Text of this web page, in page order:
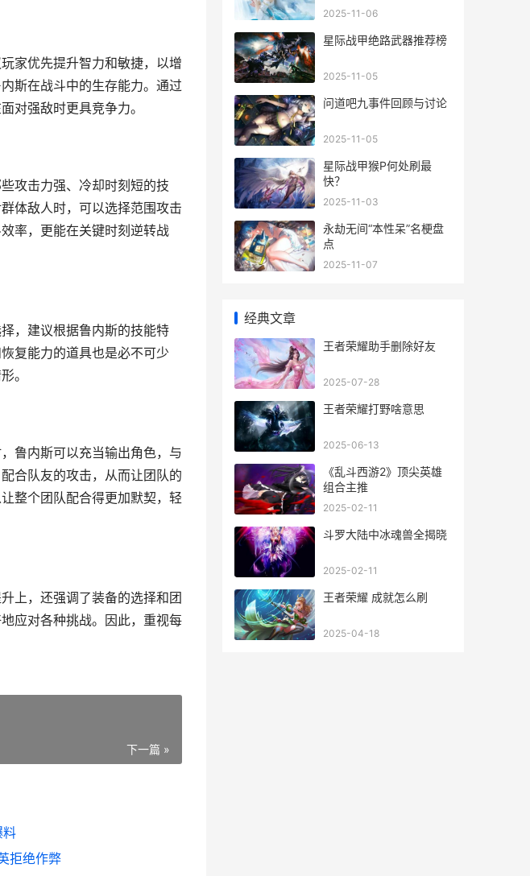
家优先提升智力和敏捷，以增
斯在战斗中的生存能力。通过
对强敌时更具竞争力。
攻击力强、冷却时刻短的技
体敌人时，可以选择范围攻击
率，更能在关键时刻逆转战
，建议根据鲁内斯的技能特
复能力的道具也是必不可少
。
鲁内斯可以充当输出角色，与
合队友的攻击，从而让团队的
整个团队配合得更加默契，轻
上，还强调了装备的选择和团
应对各种挑战。因此，重视每
下一篇 »
料
拒绝作弊
2025-11-06
星际战甲绝路武器推荐榜
2025-11-05
问道吧九事件回顾与讨论
2025-11-05
星际战甲猴P何处刷最
快？
2025-11-03
永劫无间“本性呆”名梗盘
点
2025-11-07
经典文章
王者荣耀助手删除好友
2025-07-28
王者荣耀打野啥意思
2025-06-13
《乱斗西游2》顶尖英雄
组合主推
2025-02-11
斗罗大陆中冰魂兽全揭晓
2025-02-11
王者荣耀 成就怎么刷
2025-04-18